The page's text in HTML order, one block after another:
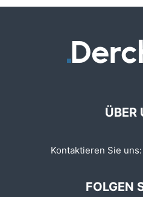
ÜBER
Kontaktieren Sie uns:
FOLGEN